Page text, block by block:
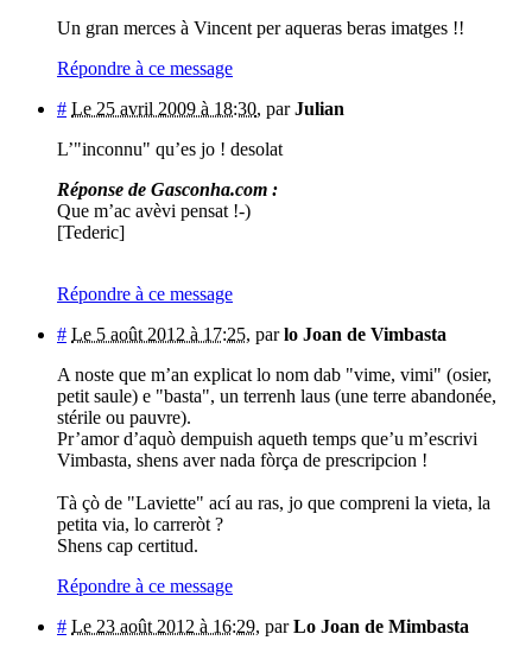
Un gran merces à Vincent per aqueras beras imatges !!
Répondre à ce message
# Le 25 avril 2009 à 18:30, parJulian
L’"inconnu" qu’es jo ! desolat
Réponse de Gasconha.com :
Que m’ac avèvi pensat !-)
[Tederic]
Répondre à ce message
# Le 5 août 2012 à 17:25, parlo Joan de Vimbasta
A noste que m’an explicat lo nom dab "vime, vimi" (osier,
petit saule) e "basta", un terrenh laus (une terre abandonée,
stérile ou pauvre).
Pr’amor d’aquò dempuish aqueth temps que’u m’escrivi
Vimbasta, shens aver nada fòrça de prescripcion !
Tà çò de "Laviette" ací au ras, jo que compreni la vieta, la
petita via, lo carreròt ?
Shens cap certitud.
Répondre à ce message
# Le 23 août 2012 à 16:29, parLo Joan de Mimbasta